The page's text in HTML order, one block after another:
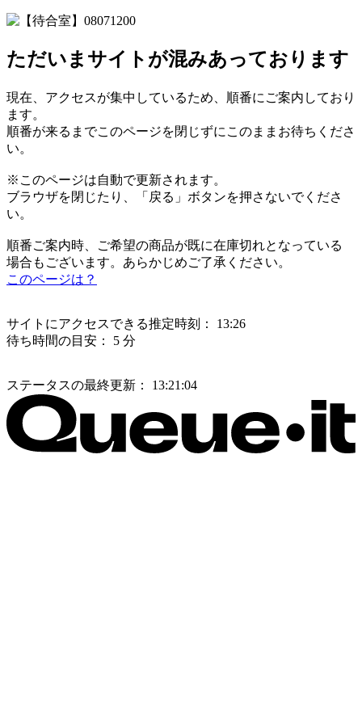
ただいまサイトが混みあっております
現在、アクセスが集中しているため、順番にご案内しており
ます。
順番が来るまでこのページを閉じずにこのままお待ちくださ
い。
※このページは自動で更新されます。
ブラウザを閉じたり、「戻る」ボタンを押さないでくださ
い。
順番ご案内時、ご希望の商品が既に在庫切れとなっている
場合もございます。あらかじめご了承ください。
このページは？
サイトにアクセスできる推定時刻：
13:26
待ち時間の目安：
5 分
ステータスの最終更新： 13:21:04